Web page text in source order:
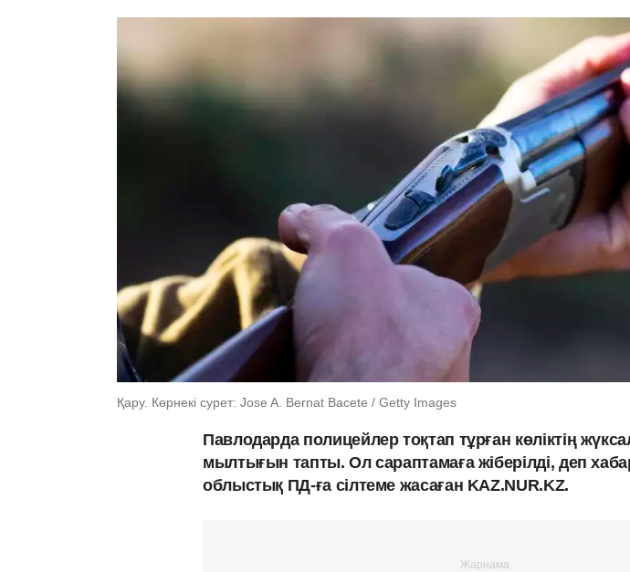
Қару. Көрнекі сурет: Jose A. Bernat Bacete / Getty Images
Павлодарда полицейлер тоқтап тұрған көліктің
мылтығын тапты. Ол сараптамаға жіберілді, деп
облыстық ПД-ға сілтеме жасаған KAZ.NUR.KZ.